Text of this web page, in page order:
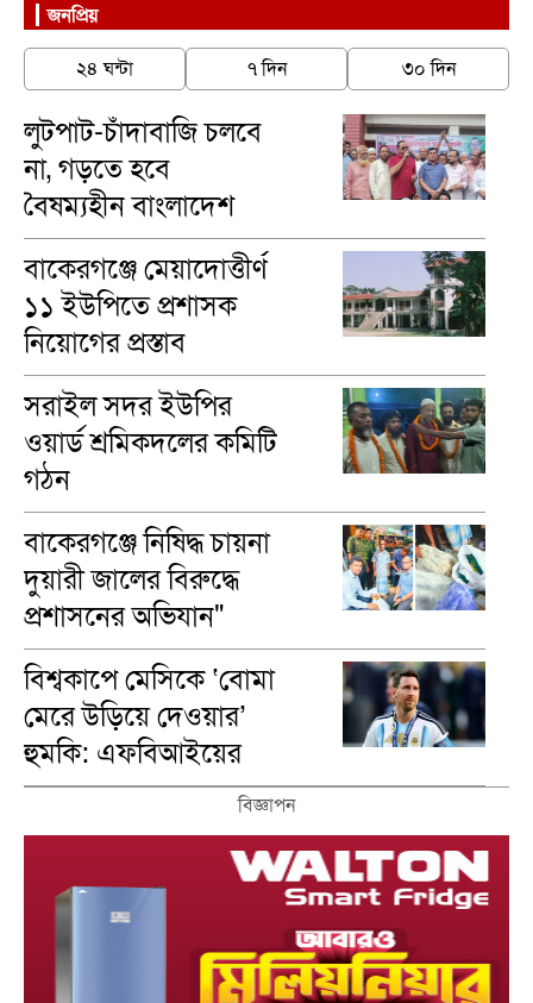
জনপ্রিয়
২৪ ঘন্টা ৭ দিন ৩০ দিন
লুটপাট-চাঁদাবাজি চলবে
না, গড়তে হবে
বৈষম্যহীন বাংলাদেশ
-ব্যারিস্টার খোকন
বাকেরগঞ্জে মেয়াদোত্তীর্ণ
১১ ইউপিতে প্রশাসক
নিয়োগের প্রস্তাব
সরাইল সদর ইউপির
ওয়ার্ড শ্রমিকদলের কমিটি
গঠন
বাকেরগঞ্জে নিষিদ্ধ চায়না
দুয়ারী জালের বিরুদ্ধে
প্রশাসনের অভিযান"
বিশ্বকাপে মেসিকে ‘বোমা
মেরে উড়িয়ে দেওয়ার’
হুমকি: এফবিআইয়ের
গোপন নথি ফাঁস
বিজ্ঞাপন